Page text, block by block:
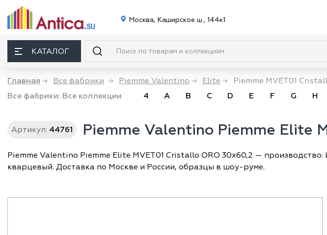
Москва, Каширское ш., 144к1
КАТАЛОГ
Главная → Все фабрики → Piemme Valentino → Elite →
Piemme MVET01
Все фабрики: Все коллекции 4 A B C D E F G H
Артикул: 44761 Piemme Valentino Piemme Elite
Piemme Valentino Piemme Elite MVET01 Cristallo ORO 30x60,2 —
кварцевый. Доставка по Москве и России, образцы в шоу-руме.